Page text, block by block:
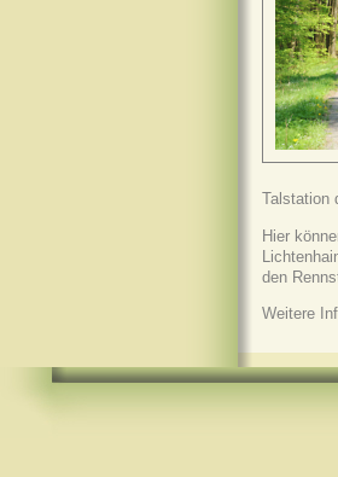
Talstation
Hier
den
Weitere